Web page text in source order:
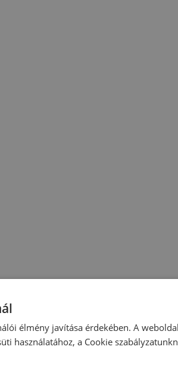
élmény javítása érdekében. A
használatához, a Cookie